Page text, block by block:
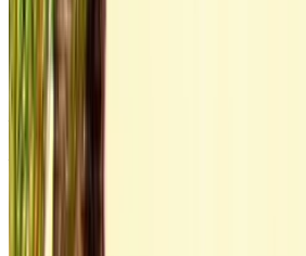
Auto's opslaan. Volg prijzen. Sneller
Account aanmaken
Compare offers from multiple
the Marokko, filter op basis van